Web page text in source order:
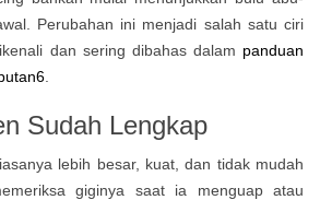
Perubahan ini menjadi salah satu ciri
dan sering dibahas dalam panduan
Sudah Lengkap
lebih besar, kuat, dan tidak mudah
giginya saat ia menguap atau